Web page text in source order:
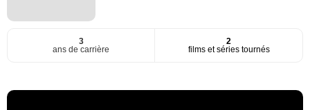
3
ans de carrière
2
films et séries tournés